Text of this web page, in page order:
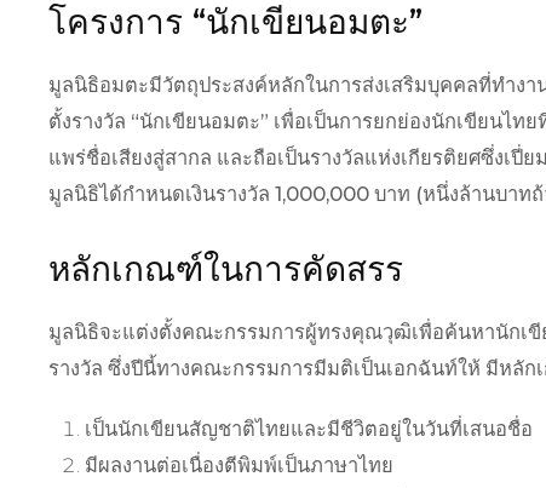
โครงการ “นักเขียนอมตะ”
มูลนิธิอมตะมีวัตถุประสงค์หลักในการส่งเสริมบุคคลที่ทำง
ตั้งรางวัล “นักเขียนอมตะ” เพื่อเป็นการยกย่องนักเขียนไ
แพร่ชื่อเสียงสู่สากล และถือเป็นรางวัลแห่งเกียรติยศซึ่งเ
มูลนิธิได้กำหนดเงินรางวัล 1,000,000 บาท (หนึ่งล้านบาท
หลักเกณฑ์ในการคัดสรร
มูลนิธิจะแต่งตั้งคณะกรรมการผู้ทรงคุณวุฒิเพื่อค้นหานักเ
รางวัล ซึ่งปีนี้ทางคณะกรรมการมีมติเป็นเอกฉันท์ให้ มีหลั
เป็นนักเขียนสัญชาติไทยและมีชีวิตอยู่ในวันที่เสนอชื่อ
มีผลงานต่อเนื่องตีพิมพ์เป็นภาษาไทย